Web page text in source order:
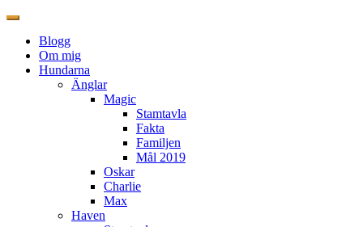
Blogg
Om mig
Hundarna
Änglar
Magic
Stamtavla
Fakta
Familjen
Mål 2019
Oskar
Charlie
Max
Haven